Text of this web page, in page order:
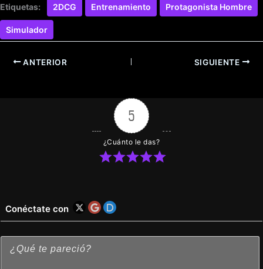
Etiquetas: 2DCG Entrenamiento Protagonista Hombre
Simulador
ANTERIOR SIGUIENTE
5
¿Cuánto le das?
Conéctate con